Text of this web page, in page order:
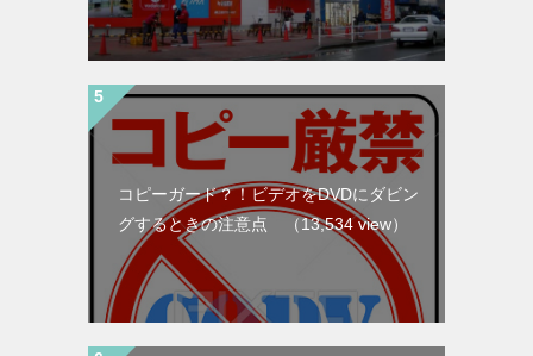
コピーガード？！ビデオをDVDにダビン
グするときの注意点
（13,534 view）